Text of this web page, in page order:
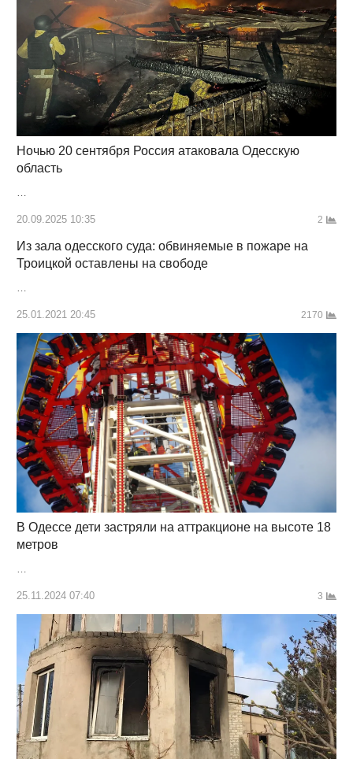
Ночью 20 сентября Россия атаковала Одесскую
область
…
20.09.2025 10:35 2
Из зала одесского суда: обвиняемые в пожаре на
Троицкой оставлены на свободе
…
25.01.2021 20:45 2170
В Одессе дети застряли на аттракционе на высоте 18
метров
…
25.11.2024 07:40 3